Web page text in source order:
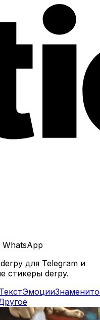
WhatsApp
для Telegram и
стикеры derpy.
Эмоции